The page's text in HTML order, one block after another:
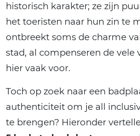
historisch karakter; ze zijn
het toeristen naar hun zin te
ontbreekt soms de charme
stad, al compenseren de vele
hier vaak voor.
Toch op zoek naar een
authenticiteit om je all
te brengen? Hieronder